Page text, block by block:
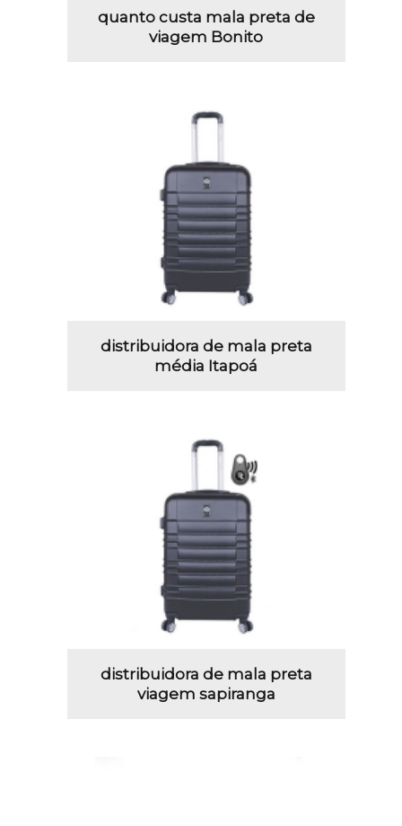
quanto custa mala preta de
viagem Bonito
distribuidora de mala preta
média Itapoá
distribuidora de mala preta
viagem sapiranga